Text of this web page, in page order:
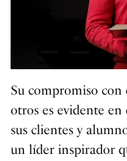
Su compromiso
otros es evidente
sus clientes y
un líder inspirador